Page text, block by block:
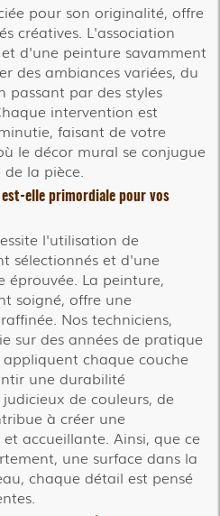
pour son originalité, offre
créatives. L'association
d'une peinture savamment
des ambiances variées, du
passant par des styles
intervention est
faisant de votre
le décor mural se conjugue
la pièce.
elle primordiale pour vos
l'utilisation de
sélectionnés et d'une
éprouvée. La peinture,
soigné, offre une
Nos techniciens,
sur des années de pratique
chaque couche
une durabilité
de couleurs, de
à créer une
accueillante. Ainsi, que ce
une surface dans la
chaque détail est pensé